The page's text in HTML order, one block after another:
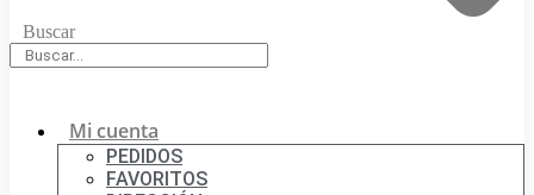
Buscar
Mi cuenta
PEDIDOS
FAVORITOS